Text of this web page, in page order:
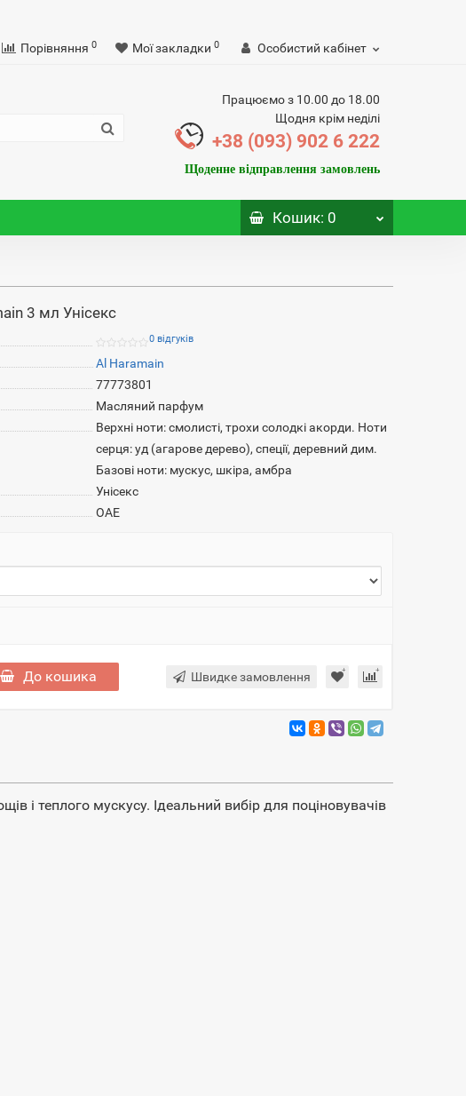
Порівняння 0 Мої закладки 0 Особистий кабінет
Працюємо з 10.00 до 18.00
Щодня крім неділі
+38 (093) 902 6 222
Щоденне відправлення замовлень
Кошик: 0
3 мл Унісекс
0 відгуків
Al Haramain
77773801
Масляний парфум
Верхні ноти: смолисті, трохи солодкі акорди. Ноти
серця: уд (агарове дерево), спеції, деревний дим.
Базові ноти: мускус, шкіра, амбра
Унісекс
ОАЕ
До кошика Швидке замовлення
і теплого мускусу. Ідеальний вибір для поціновувачів